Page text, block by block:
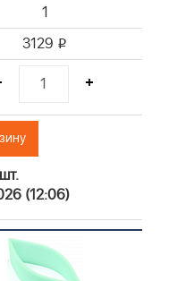
1
3129 i
+
(12:06)